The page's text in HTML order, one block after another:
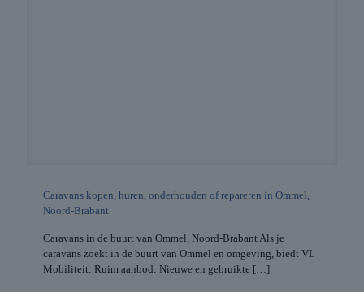
Caravans kopen, huren, onderhouden of repareren in Ommel,
Noord-Brabant
Caravans in de buurt van Ommel, Noord-Brabant Als je
caravans zoekt in de buurt van Ommel en omgeving, biedt VL
Mobiliteit: Ruim aanbod: Nieuwe en gebruikte […]